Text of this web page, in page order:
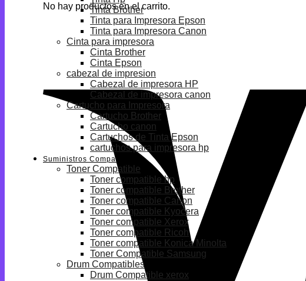
No hay productos en el carrito.
Tinta Brother
Tinta para Impresora Epson
Tinta para Impresora Canon
Cinta para impresora
Cinta Brother
Cinta Epson
cabezal de impresion
Cabezal de impresora HP
Cabezal de impresora canon
Cartucho para Impresora
Cartucho Brother
Cartucho canon
Cartuchos de Tinta Epson
cartuchos para impresora hp
Suministros Compatibles
Toner Compatible
Toner compatible hp
Toner compatible Brother
Toner compatible Canon
Toner compatible Kyocera
Toner compatible Xerox
Toner compatible Ricoh
Toner compatible Konica Minolta
Toner Compatible Samsung
Drum Compatibles
Drum Compatible xerox